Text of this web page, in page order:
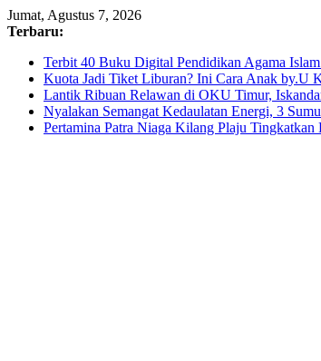
Skip
to
Jumat, Agustus 7, 2026
Terbaru:
Terbit 40 Buku Digital Pendidikan Agama
Kuota Jadi Tiket Liburan? Ini Cara Anak by.U
Lantik Ribuan Relawan di OKU Timur,
Nyalakan Semangat Kedaulatan Energi, 3
Pertamina Patra Niaga Kilang Plaju